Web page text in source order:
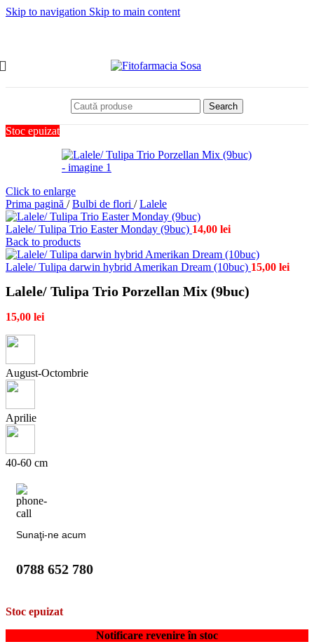
Skip to navigation Skip to main content
Search
Stoc epuizat
Click to enlarge
Prima pagină / Bulbi de flori / Lalele
Lalele/ Tulipa Trio Easter Monday (9buc) 14,00 lei
Back to products
Lalele/ Tulipa darwin hybrid Amerikan Dream (10buc) 15,00 lei
Lalele/ Tulipa Trio Porzellan Mix (9buc)
15,00 lei
August-Octombrie
Aprilie
40-60 cm
Sunaţi-ne acum
0788 652 780
Stoc epuizat
Notificare revenire în stoc